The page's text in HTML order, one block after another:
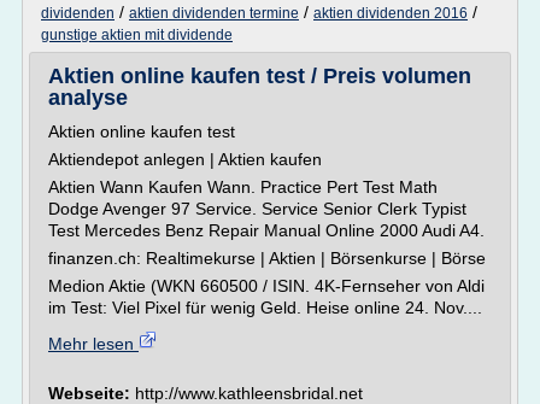
dividenden / aktien dividenden termine / aktien dividenden 2016 /
gunstige aktien mit dividende
Aktien online kaufen test / Preis volumen
analyse
Aktien online kaufen test
Aktiendepot anlegen | Aktien kaufen
Aktien Wann Kaufen Wann. Practice Pert Test Math
Dodge Avenger 97 Service. Service Senior Clerk Typist
Test Mercedes Benz Repair Manual Online 2000 Audi A4.
finanzen.ch: Realtimekurse | Aktien | Börsenkurse | Börse
Medion Aktie (WKN 660500 / ISIN. 4K-Fernseher von Aldi
im Test: Viel Pixel für wenig Geld. Heise online 24. Nov....
Mehr lesen
Webseite: http://www.kathleensbridal.net